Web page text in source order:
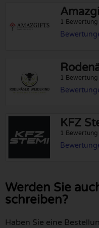
1 Bewertung
1 Bewertung
KFZ
1 Bewertung
Werden Sie
schreiben?
Haben Sie eine